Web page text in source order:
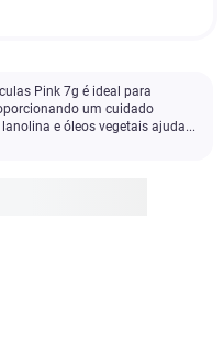
Pink 7g é ideal para
um cuidado
e óleos vegetais ajuda...